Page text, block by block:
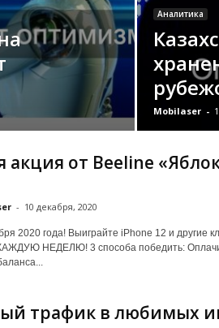
Аналитика
Mobilaser -
акция от Beeline
- 10 декабря, 2020
2020 года! Выиграйте iPhone 12 и другие
НЕДЕЛЮ! 3 способа победить:
трафик в любимых